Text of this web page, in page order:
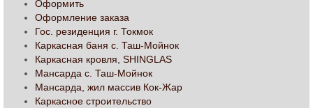
Оформить
Оформление заказа
Гос. резиденция г. Токмок
Каркасная баня с. Таш-Мойнок
Каркасная кровля, SHINGLAS
Мансарда с. Таш-Мойнок
Мансарда, жил массив Кок-Жар
Каркасное строительство